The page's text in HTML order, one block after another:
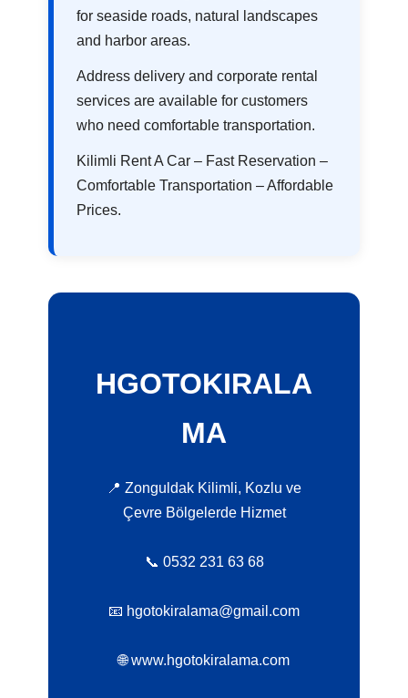
for seaside roads, natural landscapes
and harbor areas.
Address delivery and corporate rental
services are available for customers
who need comfortable transportation.
Kilimli Rent A Car – Fast Reservation –
Comfortable Transportation – Affordable
Prices.
HGOTOKIRALA
MA
📍 Zonguldak Kilimli, Kozlu ve
Çevre Bölgelerde Hizmet
📞 0532 231 63 68
📧 hgotokiralama@gmail.com
🌐 www.hgotokiralama.com